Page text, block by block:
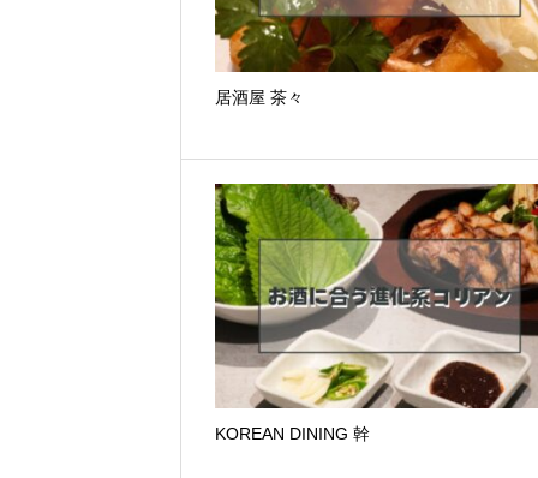
居酒屋 茶々
KOREAN DINING 幹